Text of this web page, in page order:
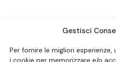
Gestisci
Per fornire le migliori
i cookie per memorizzare e/o
SEGUICI SUI